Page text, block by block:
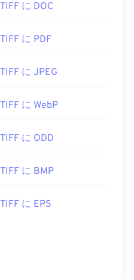
TIFF に DOC
TIFF に PDF
TIFF に JPEG
TIFF に WebP
TIFF に ODD
TIFF に BMP
TIFF に EPS